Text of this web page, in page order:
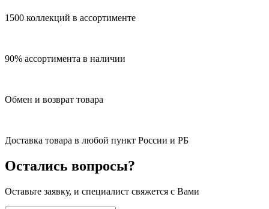
1500 коллекций в ассортименте
90% ассортимента в наличии
Обмен и возврат товара
Доставка товара в любой пункт России и РБ
Остались вопросы?
Оставьте заявку, и специалист свяжется с Вами